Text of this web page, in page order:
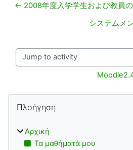
← 2008年度入学学生および教員
システムメ
Jump to activity
Μπλοκ
Πλοήγηση
Αρχική
Τα μαθήματά μου